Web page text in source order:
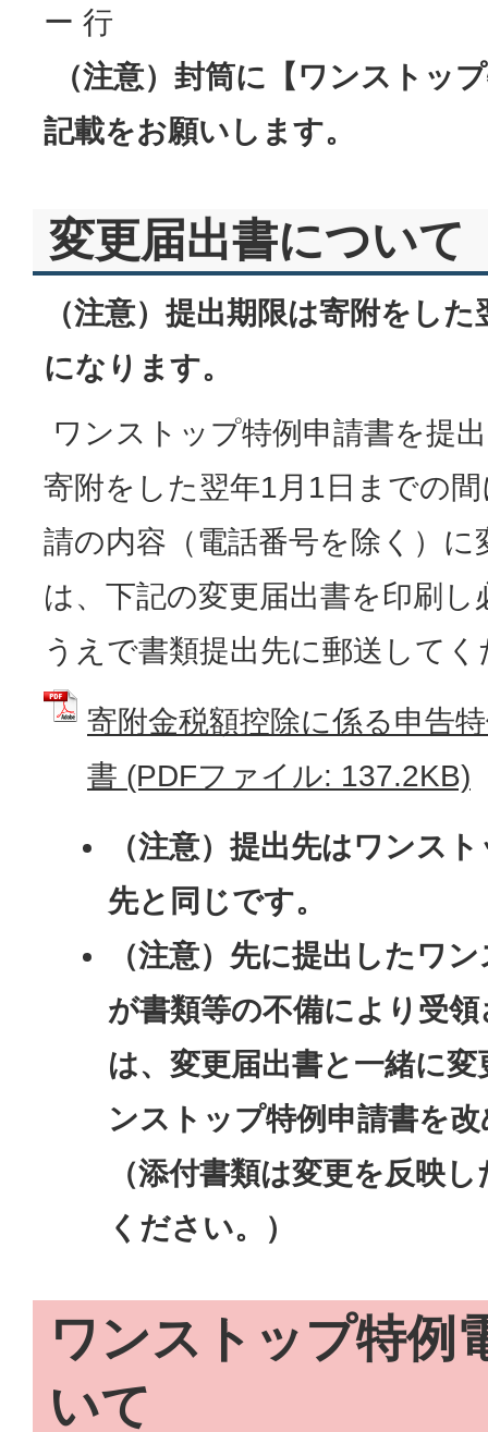
ー 行
（注意）封筒に【ワンストッ
記載をお願いします。
変更届出書について
（注意）提出期限は寄附をし
になります。
ワンストップ特例申請書を提
寄附をした翌年1月1日までの
請の内容（電話番号を除く）に
は、下記の変更届出書を印刷
うえで書類提出先に郵送して
寄附金税額控除に係る申告
書 (PDFファイル: 137.2KB)
（注意）提出先はワンス
先と同じです。
（注意）先に提出したワ
が書類等の不備により受
は、変更届出書と一緒に
ンストップ特例申請書を
（添付書類は変更を反映
ください。）
ワンストップ特例
いて